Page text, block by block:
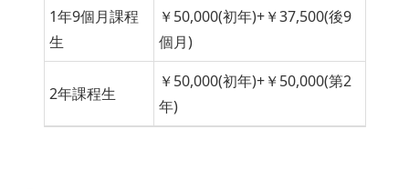
1年9個月課程
生
￥50,000(初年)+￥37,500(後9
個月)
2年課程生
￥50,000(初年)+￥50,000(第2
年)